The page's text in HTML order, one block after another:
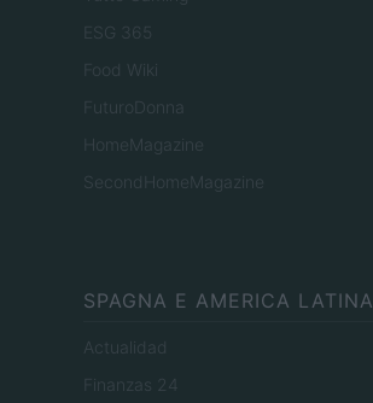
ESG 365
Food Wiki
FuturoDonna
HomeMagazine
SecondHomeMagazine
SPAGNA E AMERICA LATINA
Actualidad
Finanzas 24